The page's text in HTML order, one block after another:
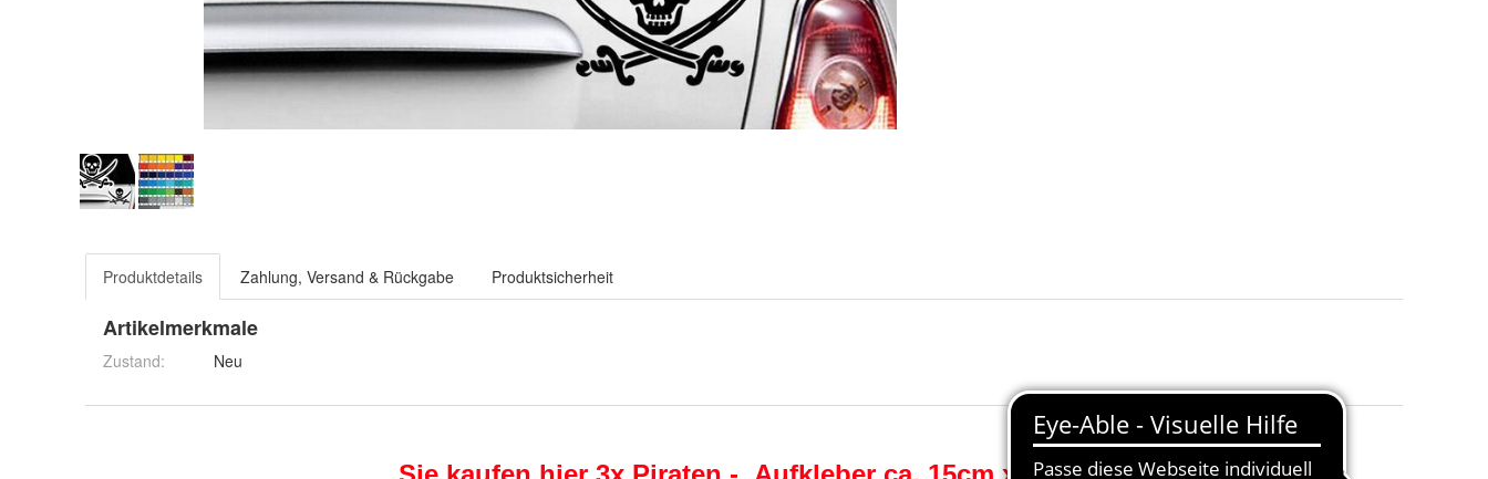
Produktdetails Zahlung, Versand & Rückgabe Produktsicherheit
Artikelmerkmale
Zustand: Neu